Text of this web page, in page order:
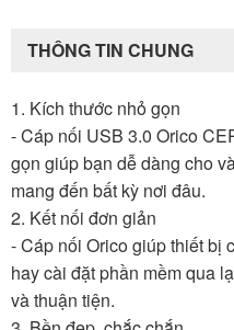
THÔNG TIN CHUNG
1. Kích thước nhỏ gọn
- Cáp nối USB 3.0 Orico
gọn giúp bạn dễ dàng cho
mang đến bất kỳ nơi đâu.
2. Kết nối đơn giản
- Cáp nối Orico giúp thiết bị
hay cài đặt phần mềm qua
và thuận tiện.